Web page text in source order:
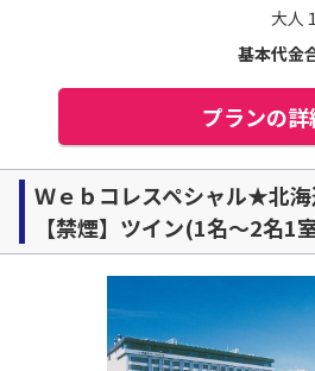
大人
基本代金
プランの詳
Ｗｅｂコレスペシャル★北海
【禁煙】ツイン(1名～2名1